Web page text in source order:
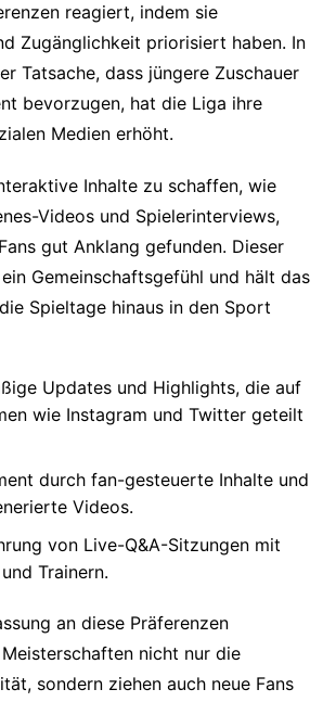
reagiert, indem sie
Zugänglichkeit priorisiert haben. In
Tatsache, dass jüngere Zuschauer
bevorzugen, hat die Liga ihre
Medien erhöht.
Inhalte zu schaffen, wie
Videos und Spielerinterviews,
gut Anklang gefunden. Dieser
Gemeinschaftsgefühl und hält das
Spieltage hinaus in den Sport
Updates und Highlights, die auf
wie Instagram und Twitter geteilt
durch fan-gesteuerte Inhalte und
Videos.
von Live-Q&A-Sitzungen mit
Trainern.
an diese Präferenzen
nicht nur die
sondern ziehen auch neue Fans